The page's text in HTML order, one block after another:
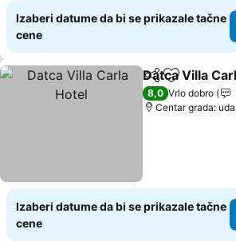
Izaberi datume da bi se prikazale tačne
cene
Deli Dodati u
Datca Villa
8,0 Vrlo dobro
Centar grada:
Izaberi datume da bi se prikazale tačne
cene